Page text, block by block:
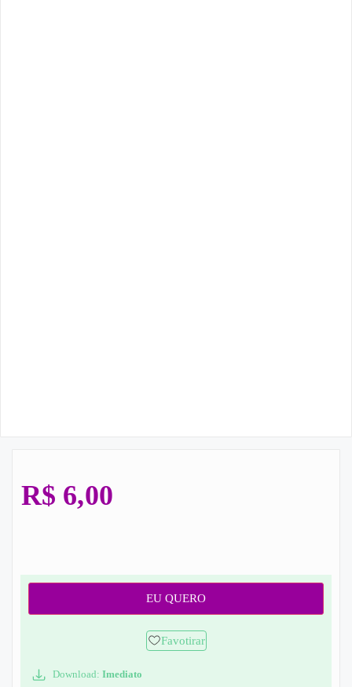
R$ 6,00
EU QUERO
Favotirar
Download: Imediato